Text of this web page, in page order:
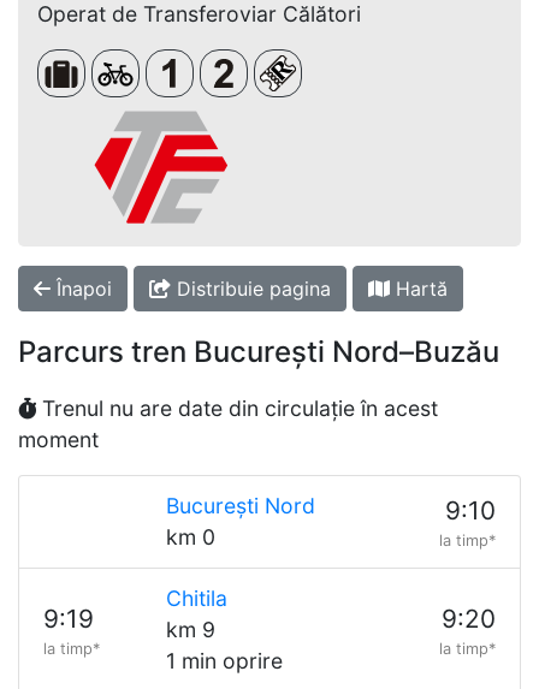
Operat de Transferoviar Călători
Bagaje voluminoase
BicicleteClasa 1Clasa a 2-aLoc rezervat (biletul se
Înapoi Distribuie pagina Hartă
Parcurs tren București Nord–Buzău
Trenul nu are date din circulație în acest
moment
București Nord
km 0
9:10
la timp*
9:19
la timp*
Chitila
km 9
1 min oprire
9:20
la timp*